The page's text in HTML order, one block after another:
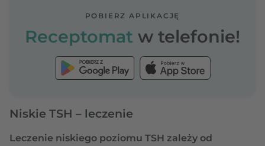
POBIERZ APLIKACJĘ
Receptomat w telefonie!
Niskie TSH – leczenie
Leczenie niskiego poziomu TSH zależy od